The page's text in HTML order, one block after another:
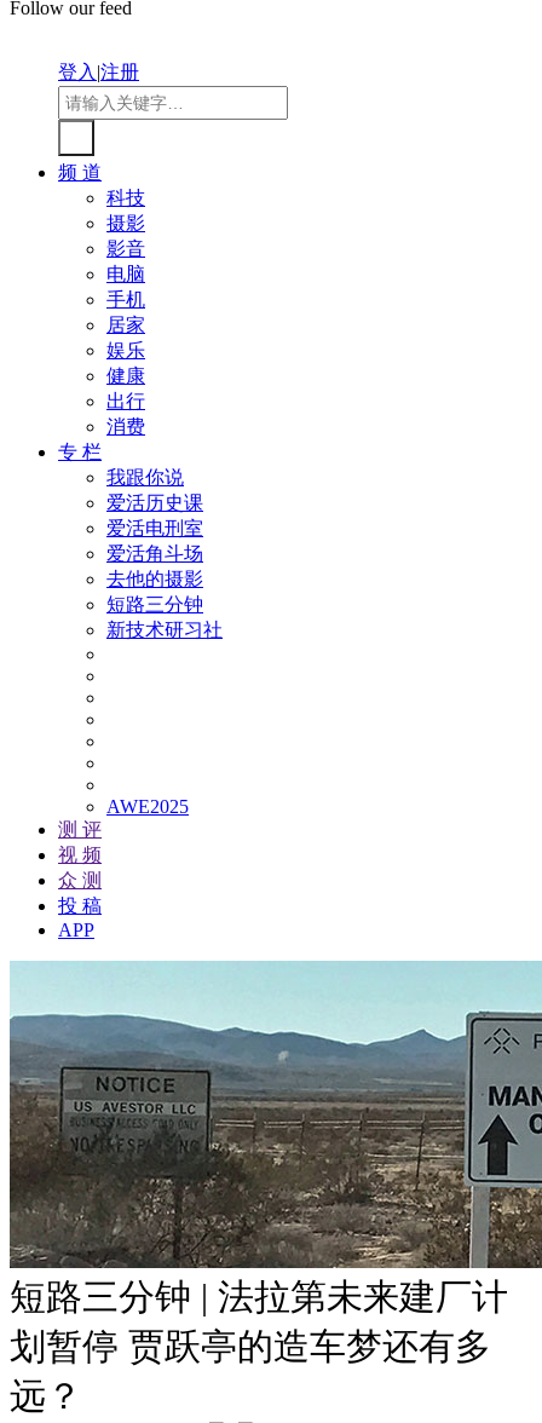
Follow our feed
登入|注册
频 道
科技
摄影
影音
电脑
手机
居家
娱乐
健康
出行
消费
专 栏
我跟你说
爱活历史课
爱活电刑室
爱活角斗场
去他的摄影
短路三分钟
新技术研习社
AWE2025
测 评
视 频
众 测
投 稿
APP
短路三分钟 | 法拉第未来建厂计
划暂停 贾跃亭的造车梦还有多
远？